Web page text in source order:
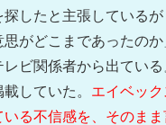
したと主張している
思がどこまであったの
ビ関係者から出ている
していた。 エイベッ
る不信感を、そのまま